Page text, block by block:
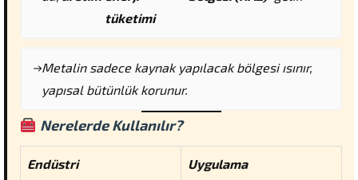
tüketimi
Metalin sadece kaynak yapılacak bölgesi ısınır,
yapısal bütünlük korunur.
Nerelerde Kullanılır?
Endüstri Uygulama